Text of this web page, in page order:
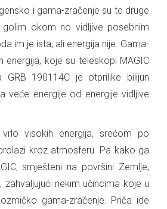
i gama-zračenje su te druge
golim okom no vidljive posebnim
im je ista, ali energija nije. Gama-
energija, koje su teleskopi MAGIC
GRB 190114C je otprilike bilijun
veće energije od energije vidljive
visokih energija, srećom po
kroz atmosferu. Pa kako ga
smješteni na površini Zemlje,
zahvaljujući nekim učincima koje u
gama-zračenje. Priča ide